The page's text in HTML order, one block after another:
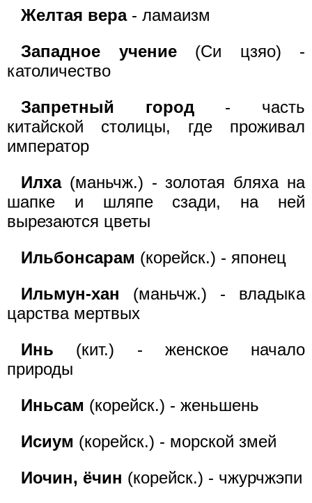
Желтая вера - ламаизм
Западное учение (Си цзяо) -
католичество
Запретный город - часть
китайской столицы, где проживал
император
Илха(маньчж.) - золотая бляха на
шапке и шляпе сзади, на ней
вырезаются цветы
Ильбонсарам (корейск.) - японец
Ильмун-хан (маньчж.) - владыка
царства мертвых
Инь (кит.) - женское начало
природы
Иньсам (корейск.) - женьшень
Исиум (корейск.) - морской змей
Иочин, ёчин (корейск.) - чжурчжэпи